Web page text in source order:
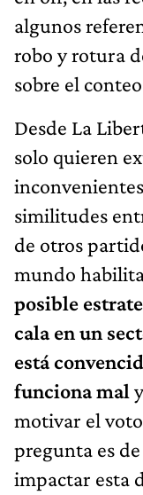
algunos
robo y rotura
sobre el
Desde La
solo quieren
similitudes
de otros
mundo
posible
cala en un
está
funciona mal
motivar el
pregunta es
impactar esta